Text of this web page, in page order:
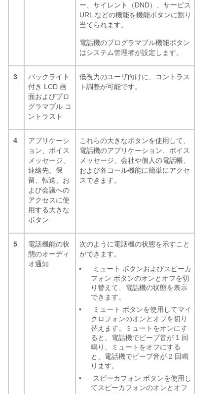
ー、サイレント（DND）、サービス
URL などの機能を機能ボタンに割り
当てられます。
電話機のプログラマブル機能ボタン
はシステム管理者が設定します。
3
バックライト
付き LCD 画
面およびプロ
グラマブル コ
ントラスト
低視力のユーザ向けに、コントラス
ト調整が可能です。
4
アプリケーシ
ョン、ボイス
メッセージ、
連絡先、保
留、転送、お
よび会議への
アクセスに使
用する大きな
ボタン
これらの大きなボタンを使用して、
電話機のアプリケーション、ボイス
メッセージ、会社や個人の電話帳、
および各コール機能に簡単にアクセ
スできます。
5
電話機能の状
態のオーディ
オ通知
次のように電話機の状態を示すこと
ができます。
•
ミュート ボタンおよびスピーカ
フォン ボタンのオンとオフを切
り替えて、電話機の状態を表示
できます。
•
ミュート ボタンを使用してマイ
クロフォンのオンとオフを切り
替えます。ミュートをオンにす
ると、電話機でビープ音が 1 回
鳴り、ミュートをオフにする
と、電話機でビープ音が 2 回鳴
ります。
•
スピーカフォン ボタンを使用し
てスピーカフォンのオンとオフ